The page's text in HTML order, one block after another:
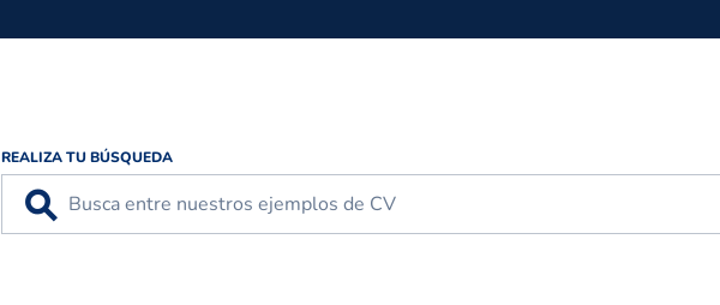
REALIZA TU BÚSQUEDA
⚲